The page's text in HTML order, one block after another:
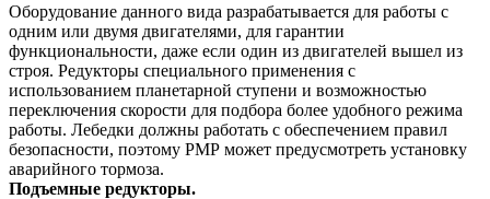
Оборудование данного вида разрабатывается для работы с
одним или двумя двигателями, для гарантии
функциональности, даже если один из двигателей вышел из
строя. Редукторы специального применения с
использованием планетарной ступени и возможностью
переключения скорости для подбора более удобного режима
работы. Лебедки должны работать с обеспечением правил
безопасности, поэтому РМР может предусмотреть установку
аварийного тормоза.
Подъемные редукторы.